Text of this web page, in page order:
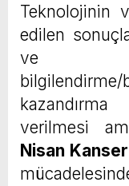
Teknolojinin
edilen
ve
bilgilendirme/
verilmesi
Nisan